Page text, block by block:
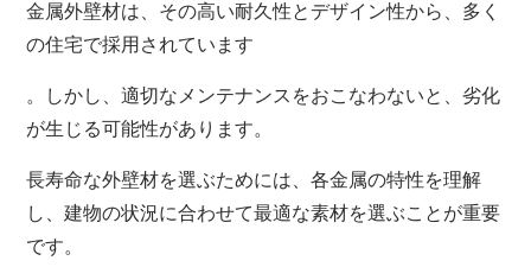
金属外壁材は、その高い耐久性とデザイン性から、多く
の住宅で採用されています
。しかし、適切なメンテナンスをおこなわないと、劣化
が生じる可能性があります。
長寿命な外壁材を選ぶためには、各金属の特性を理解
し、建物の状況に合わせて最適な素材を選ぶことが重要
です。